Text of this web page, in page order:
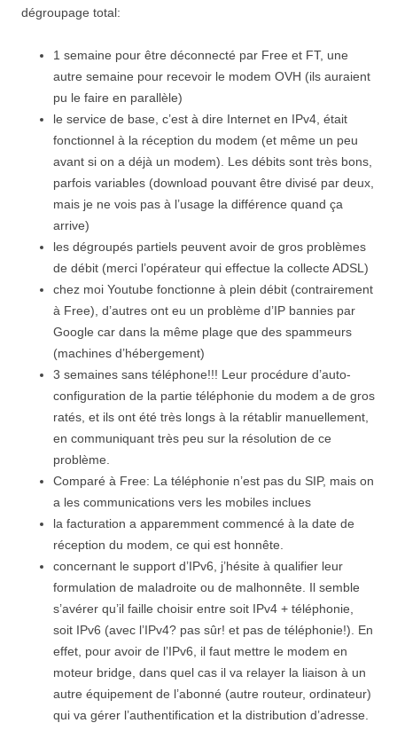
dégroupage total:
1 semaine pour être déconnecté par Free et FT, une
autre semaine pour recevoir le modem OVH (ils auraient
pu le faire en parallèle)
le service de base, c’est à dire Internet en IPv4, était
fonctionnel à la réception du modem (et même un peu
avant si on a déjà un modem). Les débits sont très bons,
parfois variables (download pouvant être divisé par deux,
mais je ne vois pas à l’usage la différence quand ça
arrive)
les dégroupés partiels peuvent avoir de gros problèmes
de débit (merci l’opérateur qui effectue la collecte ADSL)
chez moi Youtube fonctionne à plein débit (contrairement
à Free), d’autres ont eu un problème d’IP bannies par
Google car dans la même plage que des spammeurs
(machines d’hébergement)
3 semaines sans téléphone!!! Leur procédure d’auto-
configuration de la partie téléphonie du modem a de gros
ratés, et ils ont été très longs à la rétablir manuellement,
en communiquant très peu sur la résolution de ce
problème.
Comparé à Free: La téléphonie n’est pas du SIP, mais on
a les communications vers les mobiles inclues
la facturation a apparemment commencé à la date de
réception du modem, ce qui est honnête.
concernant le support d’IPv6, j’hésite à qualifier leur
formulation de maladroite ou de malhonnête. Il semble
s’avérer qu’il faille choisir entre soit IPv4 + téléphonie,
soit IPv6 (avec l’IPv4? pas sûr! et pas de téléphonie!). En
effet, pour avoir de l’IPv6, il faut mettre le modem en
moteur bridge, dans quel cas il va relayer la liaison à un
autre équipement de l’abonné (autre routeur, ordinateur)
qui va gérer l’authentification et la distribution d’adresse.